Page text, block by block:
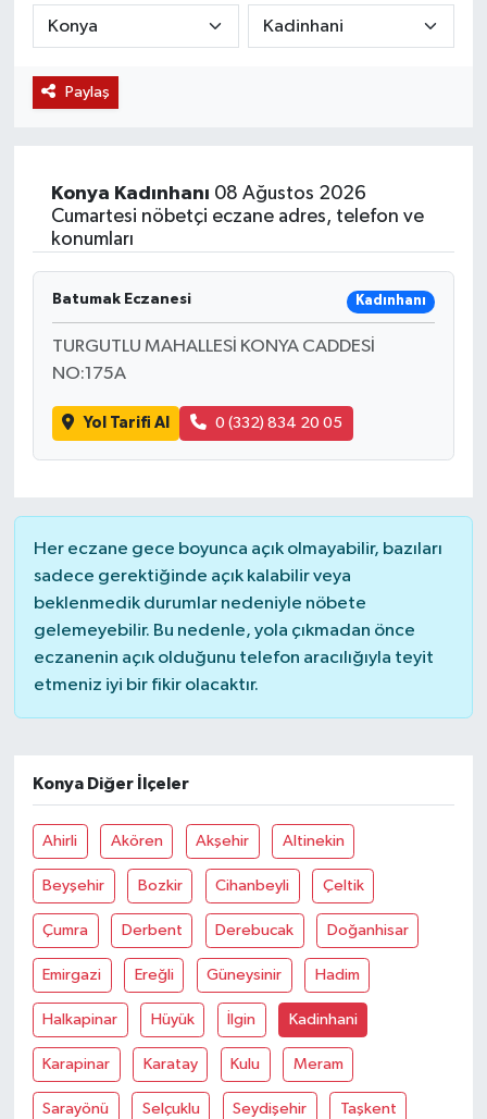
Paylaş
Konya Kadınhanı 08 Ağustos 2026
Cumartesi nöbetçi eczane adres, telefon ve
konumları
Batumak Eczanesi Kadınhanı
TURGUTLU MAHALLESİ KONYA CADDESİ
NO:175A
Yol Tarifi Al 0 (332) 834 20 05
Her eczane gece boyunca açık olmayabilir, bazıları
sadece gerektiğinde açık kalabilir veya
beklenmedik durumlar nedeniyle nöbete
gelemeyebilir. Bu nedenle, yola çıkmadan önce
eczanenin açık olduğunu telefon aracılığıyla teyit
etmeniz iyi bir fikir olacaktır.
Konya Diğer İlçeler
Ahirli Akören Akşehir Altinekin
Beyşehir Bozkir Cihanbeyli Çeltik
Çumra Derbent Derebucak Doğanhisar
Emirgazi Ereğli Güneysinir Hadim
Halkapinar Hüyük İlgin Kadinhani
Karapinar Karatay Kulu Meram
Sarayönü Selçuklu Seydişehir Taşkent
KÜLTÜR SANAT
YAŞAM
SARIGÖL
SARUHANLI
KIRKAĞAÇ
GÖRDES
KÖPRÜBAŞI
KÖPRÜBAŞI
KULA
SARIGÖL
SELENDİ
SOMA
EKONOMİ
EĞİTİM
SPOR
BİLİM VE TEKNOLOJİ
YAZARLAR
MANİSA'YI KEŞFET
TÜRKİYE'DE TREND HABERLER
ÖZEL HABER